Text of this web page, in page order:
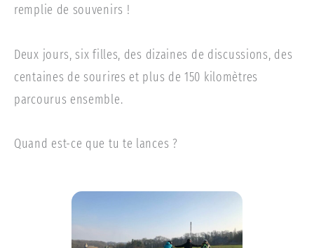
remplie de souvenirs !
Deux jours, six filles, des dizaines de discussions, des
centaines de sourires et plus de 150 kilomètres
parcourus ensemble.
Quand est-ce que tu te lances ?